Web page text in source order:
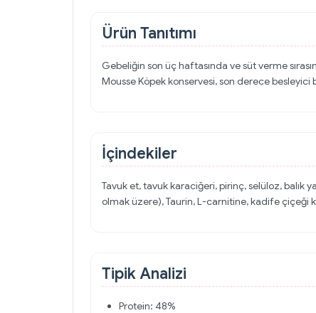
Ürün Tanıtımı
Gebeliğin son üç haftasında ve süt verme
Mousse Köpek konservesi, son derece
İçindekiler
Tavuk et, tavuk karaciğeri, pirinç, selüloz, balık
olmak üzere), Taurin, L-carnitine, kadife çiçeği
Tipik Analizi
Protein: 48%